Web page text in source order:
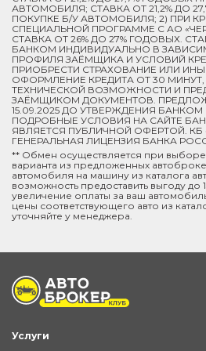
АВТОМОБИЛЯ; СТАВКА ОТ 21,2% ДО
ПОКУПКЕ Б/У АВТОМОБИЛЯ; 2) ПРИ
СПЕЦИАЛЬНОЙ ПРОГРАММЕ C АО
СТАВКА ОТ 26% ДО 27% ГОДОВЫХ.
БАНКОМ ИНДИВИДУАЛЬНО В
ПРОФИЛЯ ЗАЁМЩИКА И УСЛОВИЙ
ПРИОБРЕСТИ СТРАХОВАНИЕ ИЛИ
ОФОРМЛЕНИЕ КРЕДИТА ОТ 30 МИНУТ,
ТЕХНИЧЕСКОЙ ВОЗМОЖНОСТИ И
ЗАЁМЩИКОМ ДОКУМЕНТОВ.
15.09.2025 ДО УТВЕРЖДЕНИЯ
ПОДРОБНЫЕ УСЛОВИЯ НА САЙТЕ
ЯВЛЯЕТСЯ ПУБЛИЧНОЙ ОФЕРТОЙ. КБ
ГЕНЕРАЛЬНАЯ ЛИЦЕНЗИЯ БАНКА
** Обмен осуществляется при
варианта из предложенных
автомобиля на машину из каталога
возможность предоставить выгоду до
увеличение оплаты за ваш
цены соответствующего авто из
уточняйте у менеджера.
Услуги